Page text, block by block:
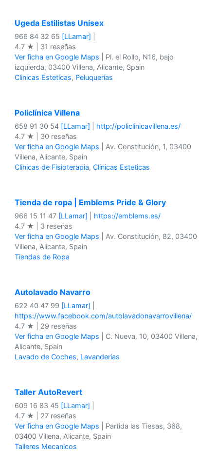
Ugeda Estilistas Unisex
966 84 32 65 [LLamar]
4.7 ★ | 31 reseñas
Ver ficha en Google Maps | Pl. el Rollo, N16, bajo
izquierda, 03400 Villena, Alicante, Spain
Clinicas Esteticas, Peluquerías
Policlínica Villena
658 91 30 54 [LLamar]
http://policlinicavillena.es/
4.7 ★ | 30 reseñas
Ver ficha en Google Maps | Av. Constitución, 1, 03400
Villena, Alicante, Spain
Clinicas de Fisioterapia, Clinicas Esteticas
Tienda de ropa | Emblems Pride & Glory
966 15 11 47 [LLamar]
https://emblems.es/
4.7 ★ | 3 reseñas
Ver ficha en Google Maps | Av. Constitución, 82, 03400
Villena, Alicante, Spain
Tiendas de Ropa
Autolavado Navarro
622 40 47 99 [LLamar]
https://www.facebook.com/autolavadonavarrovillena/
4.7 ★ | 29 reseñas
Ver ficha en Google Maps | C. Nueva, 10, 03400 Villena,
Alicante, Spain
Lavado de Coches, Lavanderias
Taller AutoRevert
609 16 83 45 [LLamar]
4.7 ★ | 27 reseñas
Ver ficha en Google Maps | Partida las Tiesas, 368,
03400 Villena, Alicante, Spain
Talleres Mecanicos